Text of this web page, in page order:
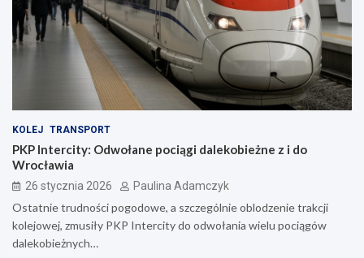
KOLEJ TRANSPORT
PKP Intercity: Odwołane pociągi dalekobieżne z i do
Wrocławia
26 stycznia 2026 Paulina Adamczyk
Ostatnie trudności pogodowe, a szczególnie oblodzenie trakcji
kolejowej, zmusiły PKP Intercity do odwołania wielu pociągów
dalekobieżnych…